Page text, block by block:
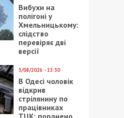
Вибухи на
полігоні у
Хмельницькому:
слідство
перевіряє дві
версії
3/08/2026 - 13:30
В Одесі чоловік
відкрив
стрілянину по
працівниках
ТЦК: поранено